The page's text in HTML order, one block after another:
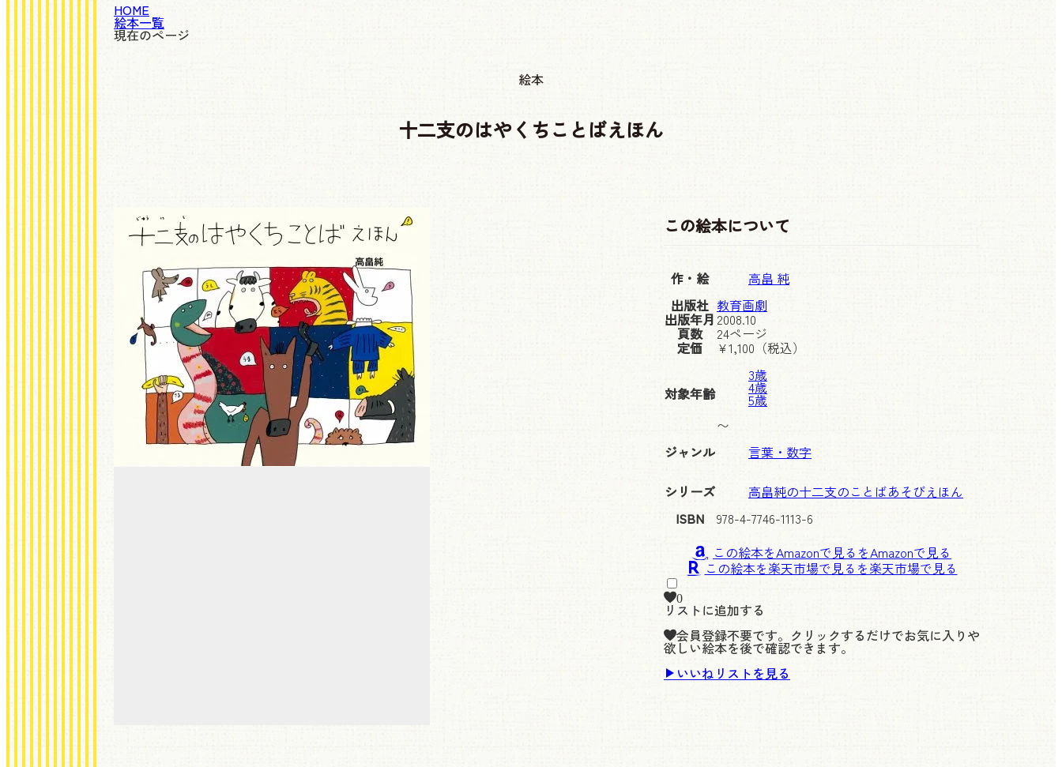
HOME
絵本一覧
現在のページ
絵本
十二支のはやくちことばえほん
この絵本について
作・絵
高畠 純
出版社 教育画劇
出版年月 2008.10
頁数 24ページ
定価 ¥1,100 （税込）
対象年齢
3歳
4歳
5歳
〜
ジャンル
言葉・数字
シリーズ
高畠純の十二支のことばあそびえほん
ISBN
978-4-7746-1113-6
この絵本をAmazonで見る
この絵本を楽天市場で見る
0
リストに追加する
会員登録不要です。クリックするだけでお気に入りや
欲しい絵本を後で確認できます。
いいねリストを見る